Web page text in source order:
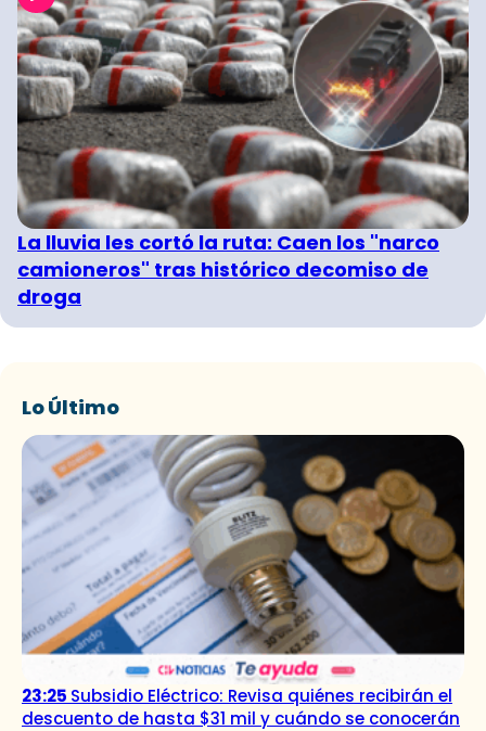
La lluvia les cortó la ruta: Caen los "narco
camioneros" tras histórico decomiso de
droga
Lo Último
23:25 Subsidio Eléctrico: Revisa quiénes recibirán el
descuento de hasta $31 mil y cuándo se conocerán